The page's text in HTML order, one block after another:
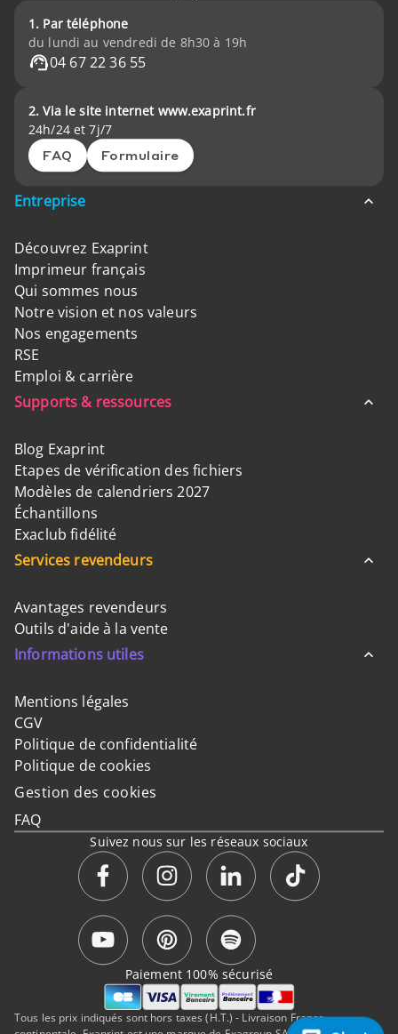
1. Par téléphone
du lundi au vendredi de 8h30 à 19h
04 67 22 36 55
2. Via le site internet www.exaprint.fr
24h/24 et 7j/7
FAQ Formulaire
Entreprise
Découvrez Exaprint
Imprimeur français
Qui sommes nous
Notre vision et nos valeurs
Nos engagements
RSE
Emploi & carrière
Supports & ressources
Blog Exaprint
Etapes de vérification des fichiers
Modèles de calendriers 2027
Échantillons
Exaclub fidélité
Services revendeurs
Avantages revendeurs
Outils d'aide à la vente
Informations utiles
Mentions légales
CGV
Politique de confidentialité
Politique de cookies
Gestion des cookies
FAQ
Suivez nous sur les réseaux sociaux
Tous les prix indiqués sont hors taxes (H.T.) - Livraison France
Paiement 100% sécurisé